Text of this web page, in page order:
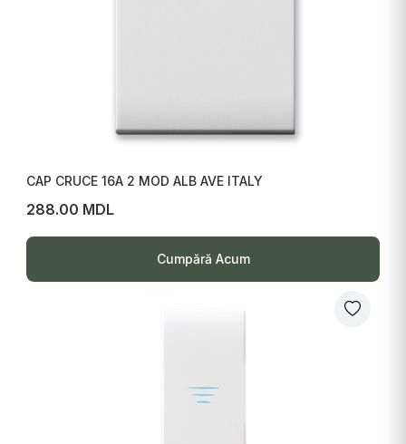
CAP CRUCE 16A 2 MOD ALB AVE ITALY
288.00 MDL
Cumpără Acum